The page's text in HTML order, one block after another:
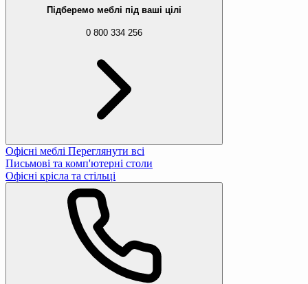
Підберемо меблі під ваші цілі
0 800 334 256
Офісні меблі Переглянути всі
Письмові та комп'ютерні столи
Офісні крісла та стільці